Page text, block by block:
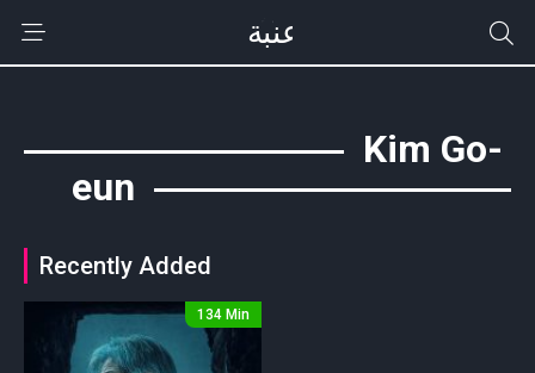
Kim Go-
eun
Recently Added
134 Min